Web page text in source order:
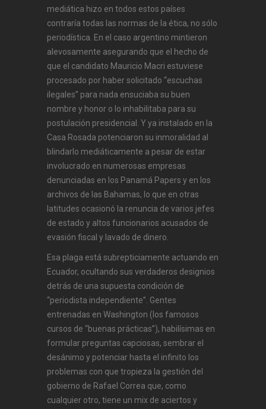
mediática hizo en todos estos países
contraría todas las normas de la ética, no sólo
periodística. En el caso argentino mintieron
alevosamente asegurando que el hecho de
que el candidato Mauricio Macri estuviese
procesado por haber solicitado “escuchas
ilegales” para nada ensuciaba su buen
nombre y honor o lo inhabilitaba para su
postulación presidencial. Y ya instalado en la
Casa Rosada potenciaron su inmoralidad al
blindarlo mediáticamente a pesar de estar
involucrado en numerosas empresas
denunciadas en los Panamá Papers y en los
archivos de las Bahamas, lo que en otras
latitudes ocasionó la renuncia de varios jefes
de estado y altos funcionarios acusados de
evasión fiscal y lavado de dinero.
Esa plaga está subrepticiamente actuando en
Ecuador, ocultando sus verdaderos designios
detrás de una supuesta condición de
“periodista independiente”. Gentes
entrenadas en Washington (los famosos
cursos de “buenas prácticas”), habilísimas en
formular preguntas capciosas, sembrar el
desánimo y potenciar hasta el infinito los
problemas con que tropieza la gestión del
gobierno de Rafael Correa que, como
cualquier otro, tiene un mix de aciertos y